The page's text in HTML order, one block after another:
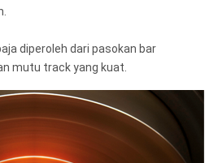
diperoleh dari pasokan bar
mutu track yang kuat.